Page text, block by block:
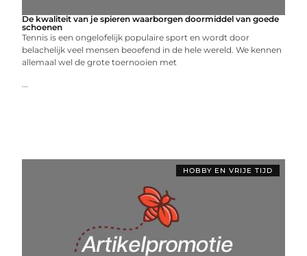
De kwaliteit van je spieren waarborgen doormiddel van goede
schoenen
Tennis is een ongelofelijk populaire sport en wordt door
belachelijk veel mensen beoefend in de hele wereld. We kennen
allemaal wel de grote toernooien met
...
HOBBY EN VRIJE TIJD